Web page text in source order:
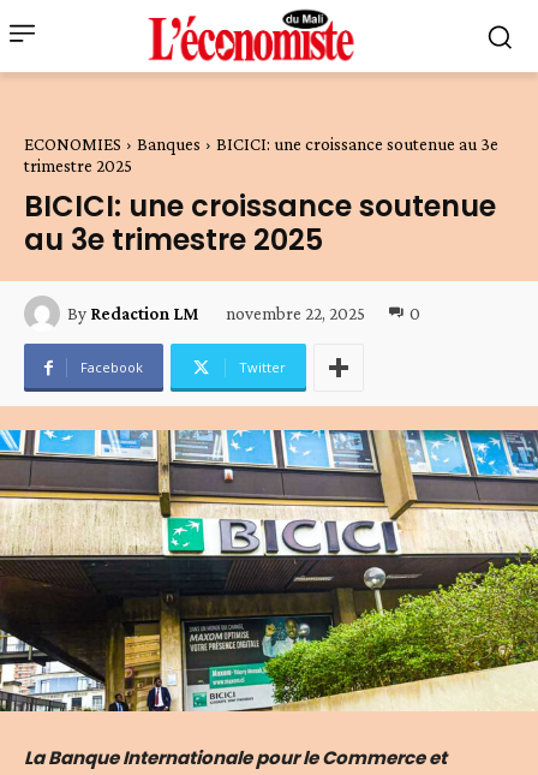
ECONOMIES Banques
BICICI: une croissance soutenue au 3e
trimestre 2025
BICICI: une croissance soutenue
au 3e trimestre 2025
By Redaction LM novembre 22, 2025 0
Facebook Twitter
La Banque Internationale pour le Commerce et